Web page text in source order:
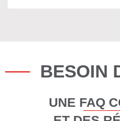
BESOIN
UNE FAQ